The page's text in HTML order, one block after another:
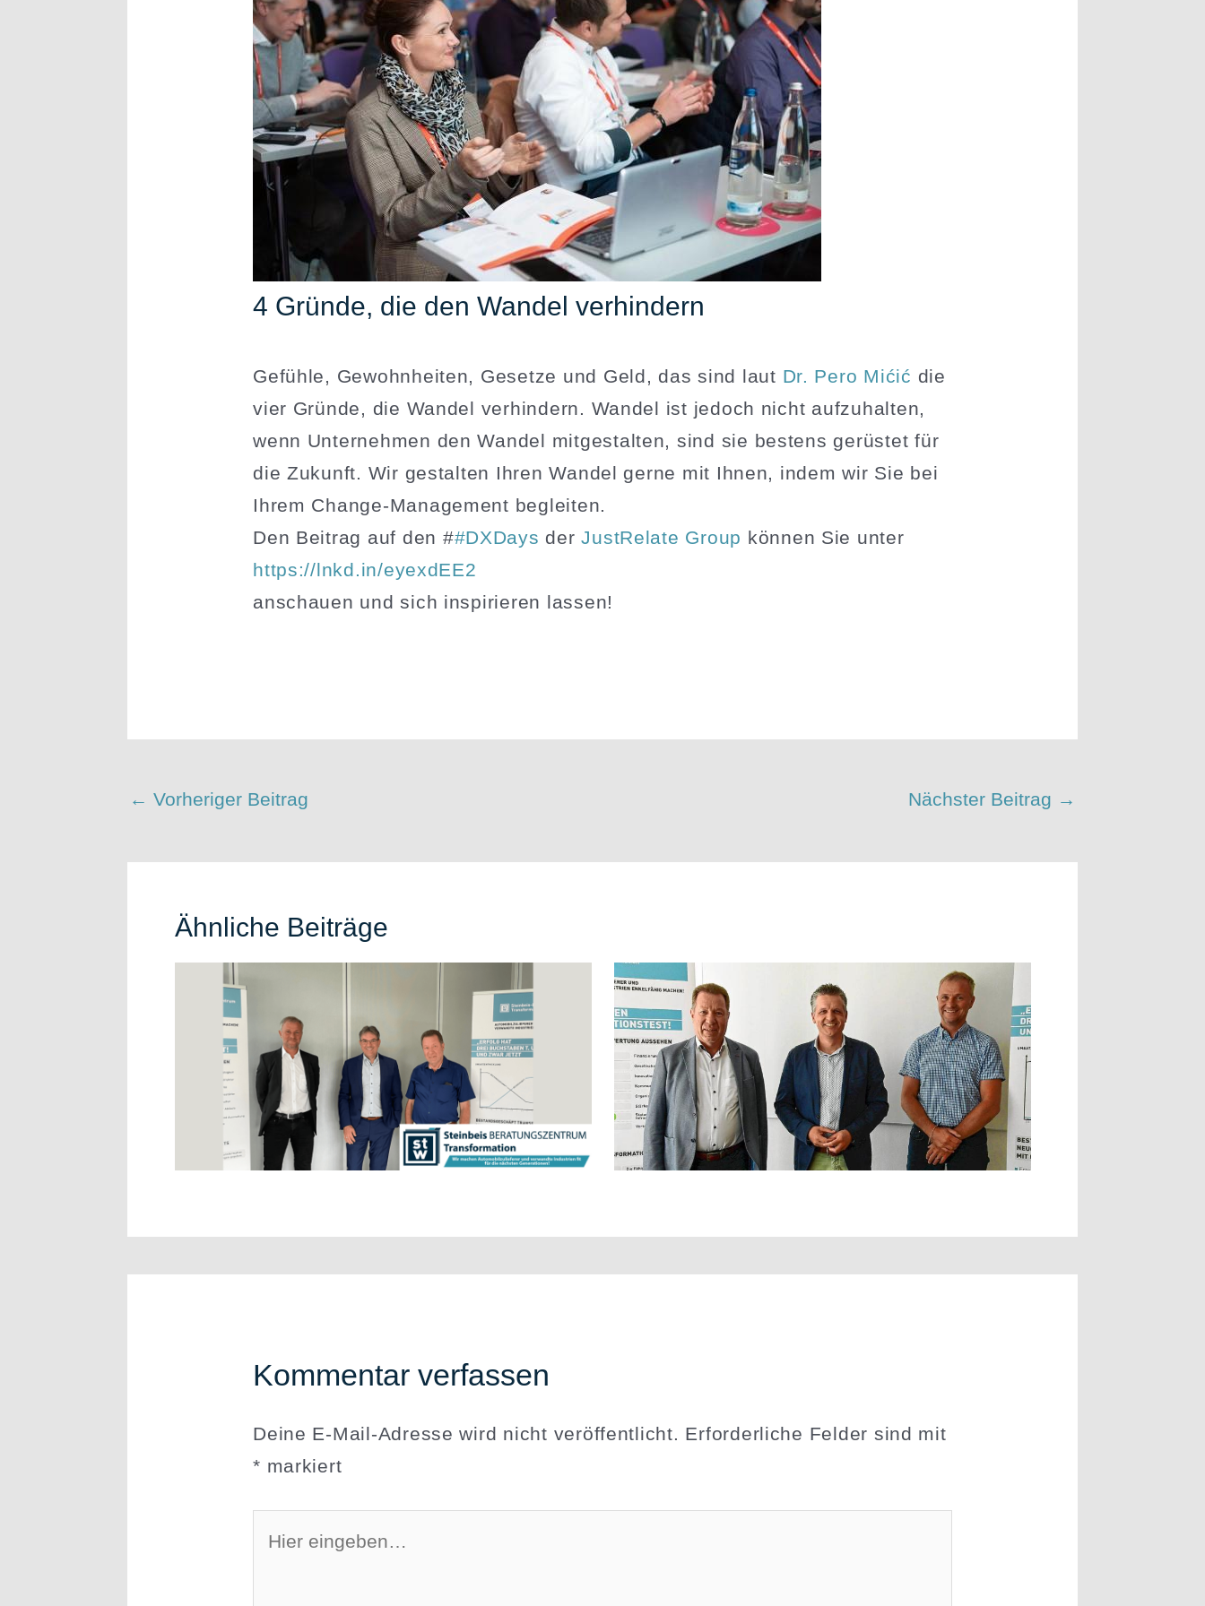
4 Gründe, die den Wandel verhindern
Gefühle, Gewohn­heiten, Gesetze und Geld, das sind laut Dr. Pero Mićić die
vier Gründe, die Wandel verhindern. Wandel ist jedoch nicht aufzu­halten,
wenn Unter­nehmen den Wandel mitge­stalten, sind sie bestens gerüstet für
die Zukunft. Wir gestalten Ihren Wandel gerne mit Ihnen, indem wir Sie bei
Ihrem Change-Management begleiten.
Den Beitrag auf den ##DXDays derJustRelate Group können Sie unter
https://lnkd.in/eyexdEE2
anschauen und sich inspi­rieren lassen!
← Vorheriger Beitrag Nächster Beitrag →
Ähnliche Beiträge
Kommentar verfassen
Deine E-Mail-Adresse wird nicht veröffentlicht. Erforderliche Felder sind mit
* markiert
eingeben…